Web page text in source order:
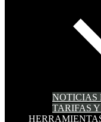
NOTICIAS
TARIFAS